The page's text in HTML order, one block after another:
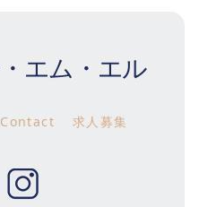
エム・エル
Contact 求人募集